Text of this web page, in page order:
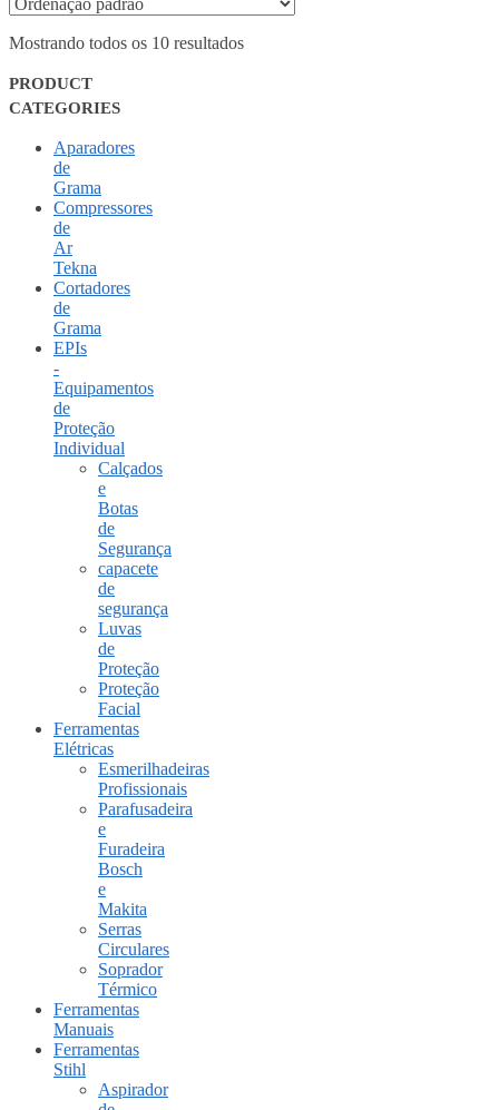
Mostrando todos os 10 resultados
PRODUCT
CATEGORIES
Aparadores
de
Grama
Compressores
de
Ar
Tekna
Cortadores
de
Grama
EPIs
-
Equipamentos
de
Proteção
Individual
Calçados
e
Botas
de
Segurança
capacete
de
segurança
Luvas
de
Proteção
Proteção
Facial
Ferramentas
Elétricas
Esmerilhadeiras
Profissionais
Parafusadeira
e
Furadeira
Bosch
e
Makita
Serras
Circulares
Soprador
Térmico
Ferramentas
Manuais
Ferramentas
Stihl
Aspirador